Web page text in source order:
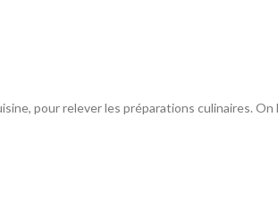
pour relever les préparations culinaires.